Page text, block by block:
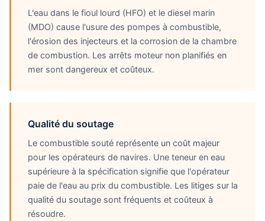
L'eau dans le fioul lourd (HFO) et le diesel marin
(MDO) cause l'usure des pompes à combustible,
l'érosion des injecteurs et la corrosion de la chambre
de combustion. Les arrêts moteur non planifiés en
mer sont dangereux et coûteux.
Qualité du soutage
Le combustible souté représente un coût majeur
pour les opérateurs de navires. Une teneur en eau
supérieure à la spécification signifie que l'opérateur
paie de l'eau au prix du combustible. Les litiges sur la
qualité du soutage sont fréquents et coûteux à
résoudre.